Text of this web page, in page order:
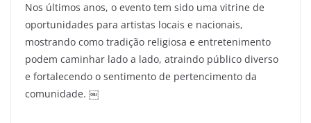
Nos últimos anos, o evento tem sido uma vitrine de
oportunidades para artistas locais e nacionais,
mostrando como tradição religiosa e entretenimento
podem caminhar lado a lado, atraindo público diverso
e fortalecendo o sentimento de pertencimento da
comunidade. ￼